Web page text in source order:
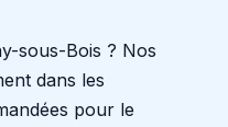
sous-Bois ? Nos
dans les
pour le